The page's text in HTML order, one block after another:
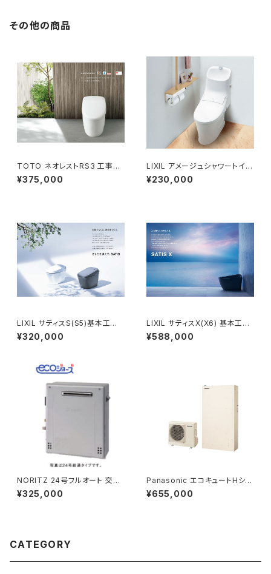
その他の商品
TOTO ネオレストRS3 工事費
コミコミプラン
¥375,000
LIXIL アメージュシャワートイレ
（4グレード） 基本工事費コミ
コミプラン
¥230,000
LIXIL サティスS(S5)基本工事
費コミコミプラン
¥320,000
LIXIL サティスX(X6) 基本工事
費コミコミプラン
¥588,000
NORITZ 24号フルオート 交換
工事コミコミプラン
¥325,000
Panasonic エコキュートHシリ
ーズ工事費コミコミプラン
¥655,000
CATEGORY